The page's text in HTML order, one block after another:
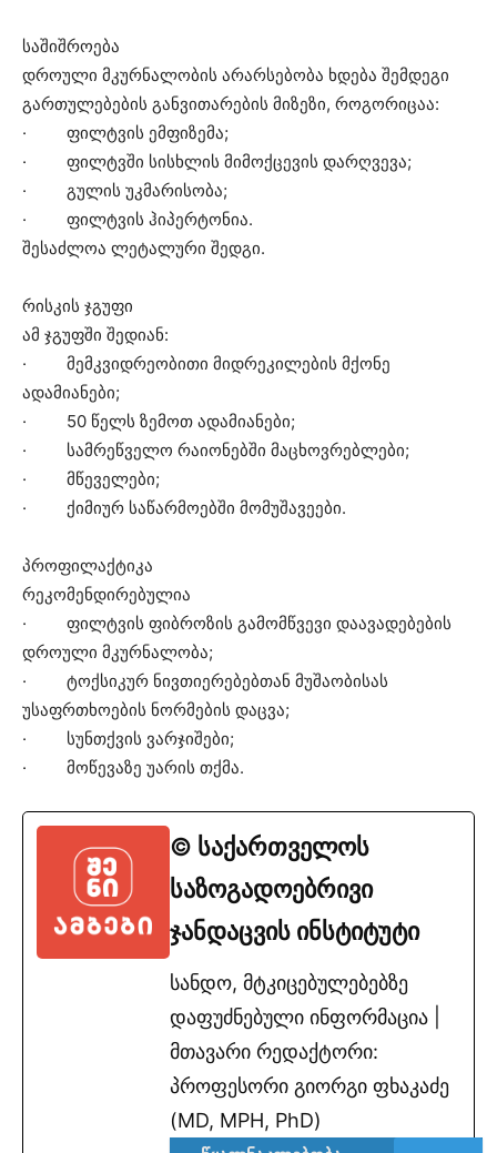
საშიშროება
დროული მკურნალობის არარსებობა ხდება შემდეგი
გართულებების განვითარების მიზეზი, როგორიცაა:
· ფილტვის ემფიზემა;
· ფილტვში სისხლის მიმოქცევის დარღვევა;
· გულის უკმარისობა;
· ფილტვის ჰიპერტონია.
შესაძლოა ლეტალური შედგი.
რისკის ჯგუფი
ამ ჯგუფში შედიან:
· მემკვიდრეობითი მიდრეკილების მქონე
ადამიანები;
· 50 წელს ზემოთ ადამიანები;
· სამრეწველო რაიონებში მაცხოვრებლები;
· მწეველები;
· ქიმიურ საწარმოებში მომუშავეები.
პროფილაქტიკა
რეკომენდირებულია
· ფილტვის ფიბროზის გამომწვევი დაავადებების
დროული მკურნალობა;
· ტოქსიკურ ნივთიერებებთან მუშაობისას
უსაფრთხოების ნორმების დაცვა;
· სუნთქვის ვარჯიშები;
· მოწევაზე უარის თქმა.
© საქართველოს
საზოგადოებრივი
ჯანდაცვის ინსტიტუტი
სანდო, მტკიცებულებებზე
დაფუძნებული ინფორმაცია |
მთავარი რედაქტორი:
პროფესორი გიორგი ფხაკაძე
(MD, MPH, PhD)